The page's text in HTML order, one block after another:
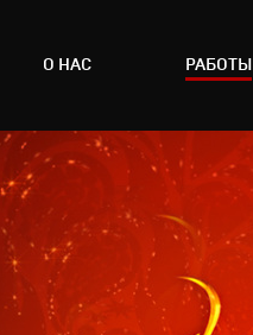
О НАС РАБОТЫ